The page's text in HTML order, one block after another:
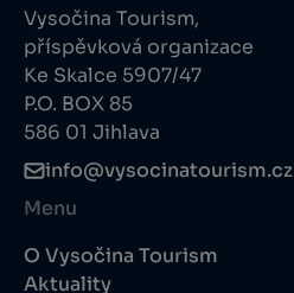
Vysočina Tourism,
příspěvková organizace
Ke Skalce 5907/47
P.O. BOX 85
586 01 Jihlava
info@vysocinatourism.cz
Menu
O Vysočina Tourism
Aktuality